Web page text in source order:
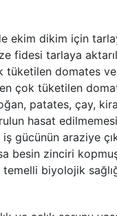
ekim dikim için
fidesi tarlaya
tüketilen domates
çok tüketilen
patates, çay,
hasat
gücünün araziye
besin zinciri
biyolojik